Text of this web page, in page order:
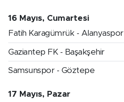
16 Mayıs, Cumartesi
Fatih Karagümrük - Alanyaspor
Gaziantep FK - Başakşehir
Samsunspor - Göztepe
17 Mayıs, Pazar